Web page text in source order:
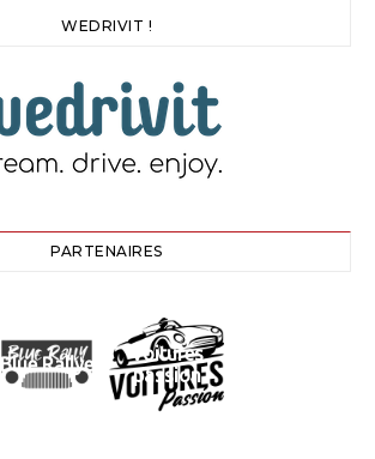
WEDRIVIT !
PARTENAIRES
Blue Rallye
Voitures
passion